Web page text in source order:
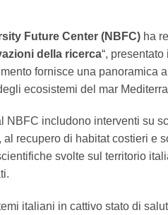
Future Center (NBFC) ha
della ricerca“,
fornisce una panoramica
ecosistemi del mar
NBFC includono interventi su
recupero di habitat costieri e
svolte sul territorio
italiani in cattivo stato di